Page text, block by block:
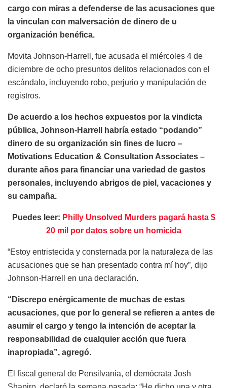
cargo con miras a defenderse de las acusaciones que
la vinculan con malversación de dinero de u
organización benéfica.
Movita Johnson-Harrell, fue acusada el miércoles 4 de
diciembre de ocho presuntos delitos relacionados con el
escándalo, incluyendo robo, perjurio y manipulación de
registros.
De acuerdo a los hechos expuestos por la vindicta
pública, Johnson-Harrell habría estado “podando”
dinero de su organización sin fines de lucro –
Motivations Education & Consultation Associates –
durante años para financiar una variedad de gastos
personales, incluyendo abrigos de piel, vacaciones y
su campaña.
Puedes leer: Philly Unsolved Murders pagará hasta $
20 mil por datos sobre un homicida
“Estoy entristecida y consternada por la naturaleza de las
acusaciones que se han presentado contra mí hoy”, dijo
Johnson-Harrell en una declaración.
“Discrepo enérgicamente de muchas de estas
acusaciones, que por lo general se refieren a antes de
asumir el cargo y tengo la intención de aceptar la
responsabilidad de cualquier acción que fuera
inapropiada”, agregó.
El fiscal general de Pensilvania, el demócrata Josh